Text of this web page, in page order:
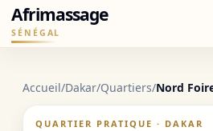
Afrimassage
SÉNÉGAL
Accueil/Dakar/Quartiers/Nord
QUARTIER PRATIQUE · DAKAR